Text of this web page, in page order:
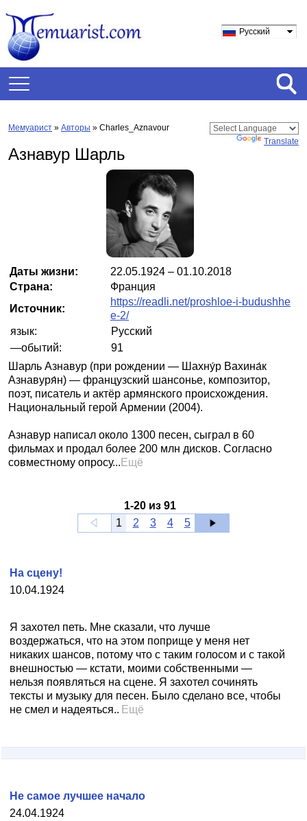
Русский
Мемуарист » Авторы » Charles_Aznavour
Translate
Азнавур Шарль
Даты жизни:
22.05.1924 – 01.10.2018
Страна:
Франция
Источник:
https://readli.net/proshloe-i-budushhe
e-2/
язык:
Русский
—обытий:
91
Шарль Азнавур (при рождении — Шахну́р Вахина́к
Азнавуря́н) — французский шансонье, композитор,
поэт, писатель и актёр армянского происхождения.
Национальный герой Армении (2004).
Азнавур написал около 1300 песен, сыграл в 60
фильмах и продал более 200 млн дисков. Согласно
совместному опросу... Ещё
1-20из 91
1
2 3 4 5
10.04.1924
На сцену!
Я захотел петь. Мне сказали, что лучше
воздержаться, что на этом поприще у меня нет
никаких шансов, потому что с таким голосом и с такой
внешностью — кстати, моими собственными —
нельзя появляться на сцене. Я захотел сочинять
тексты и музыку для песен. Было сделано все, чтобы
не смел и надеяться.. Ещё
24.04.1924
Не самое лучшее начало